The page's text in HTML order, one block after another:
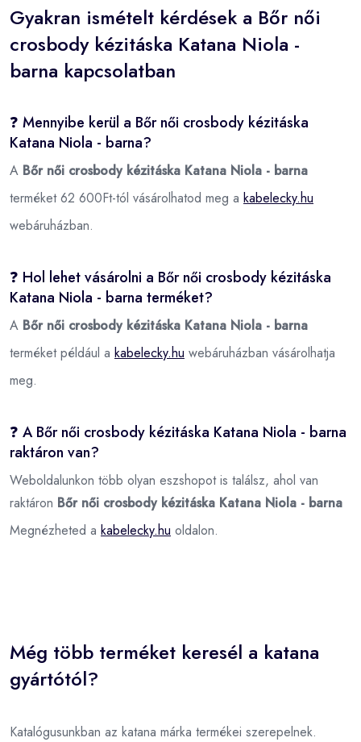
Gyakran ismételt kérdések a Bőr női
crosbody kézitáska Katana Niola -
barna kapcsolatban
❓ Mennyibe kerül a Bőr női crosbody kézitáska
Katana Niola - barna?
A Bőr női crosbody kézitáska Katana Niola - barna
terméket 62 600Ft-tól vásárolhatod meg a kabelecky.hu
webáruházban.
❓ Hol lehet vásárolni a Bőr női crosbody kézitáska
Katana Niola - barna terméket?
A Bőr női crosbody kézitáska Katana Niola - barna
terméket például a kabelecky.hu webáruházban vásárolhatja
meg.
❓ A Bőr női crosbody kézitáska Katana Niola - barna
raktáron van?
Weboldalunkon több olyan eszshopot is találsz, ahol van
raktáron Bőr női crosbody kézitáska Katana Niola - barna
Megnézheted a kabelecky.hu oldalon.
Még több terméket keresél a katana
gyártótól?
Katalógusunkban az katana márka termékei szerepelnek.